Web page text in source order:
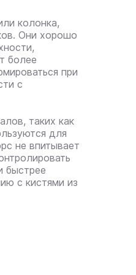
колонка,
Они хорошо
более
при
с
таких как
для
не впитывает
быстрее
с кистями из